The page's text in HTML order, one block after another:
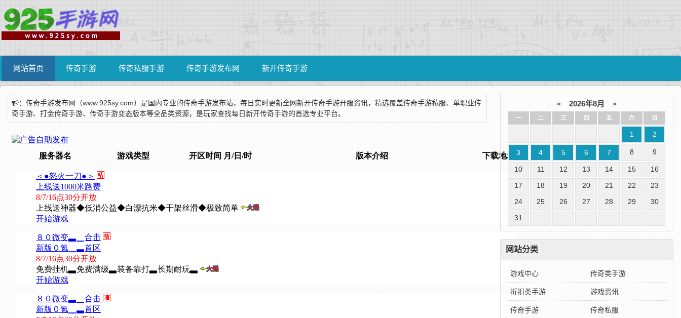
网站首页 传奇手游 传奇私服手游 传奇手游发布网 新开传奇手游
：传奇手游发布网（www.925sy.com）是国内专业的传奇手游发布站，每日实时更新全网新开传奇手游开服资讯，精选覆盖传奇手游私服、单职业传
奇手游、打金传奇手游、传奇手游变态版本等全品类资源，是玩家查找每日新开传奇手游的首选专业平台。
« 2026年8月 »
一 二 三 四 五 六 日
1 2
3 4 5 6 7 8 9
10 11 12 13 14 15
16
17
18 19 20 21 22
23
24
25 26 27 28 29
30
31
网站分类
游戏中心 传奇类手游
折扣类手游 游戏资讯
传奇手游 传奇私服